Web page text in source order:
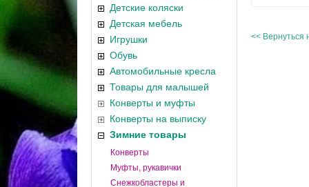
Детские коляски
Детская мебель
Игрушки
Обувь
Автомобильные кресла
Товары для малышей
Конверты и муфты
Конверты на выписку
Зимние товары
Конверты
Муфты, рукавички
Снежкобластеры и
<< Вернуться